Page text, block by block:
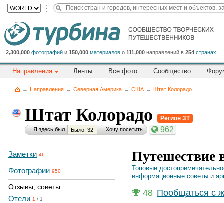
2,300,000 фотографий и 150,000 материалов о 111,000 направлений в 254 странах
Направления Ленты Все фото Сообщество
→ Направления → Северная Америка → CША → Штат Колорадо
Штат Колорадо Регион ЗТ
Я здесь был Было: 32 Хочу посетить 962
Заметки 46
Фотографии 950
Отзывы, советы
Отели 1 / 1
Путешествие
Топовые
информационные советы и
48 Пообщаться с
Cейчас
на
сайте:
Title
Button